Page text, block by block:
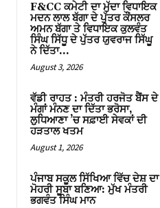
F&CC ਕਮੇਟੀ ਦਾ ਮੁੱਦਾ ਵਿਧਾਇਕ
ਮਦਨ ਲਾਲ ਬੱਗਾ ਦੇ ਪੁੱਤਰ ਕੌਂਸਲਰ
ਅਮਨ ਬੱਗਾ ਤੇ ਵਿਧਾਇਕ ਕੁਲਵੰਤ
ਸਿੰਘ ਸਿੱਧੂ ਦੇ ਪੁੱਤਰ ਯੁਵਰਾਜ ਸਿੱਘੂ
ਨੇ ਦਿੱਤਾ...
August 3, 2026
ਵੱਡੀ ਰਾਹਤ : ਮੰਤਰੀ ਹਰਜੋਤ ਬੈਂਸ ਦੇ
ਮੰਗਾਂ ਮੰਨਣ ਦਾ ਦਿੱਤਾ ਭਰੋਸਾ,
ਲੁਧਿਆਣਾ ’ਚ ਸਫ਼ਾਈ ਸੇਵਕਾਂ ਦੀ
ਹੜਤਾਲ ਖਤਮ
August 1, 2026
ਪੰਜਾਬ ਸਕੂਲ ਸਿੱਖਿਆ ਵਿੱਚ ਦੇਸ਼ ਦਾ
ਮੋਹਰੀ ਸੂਬਾ ਬਣਿਆ: ਮੁੱਖ ਮੰਤਰੀ
ਭਗਵੰਤ ਸਿੰਘ ਮਾਨ